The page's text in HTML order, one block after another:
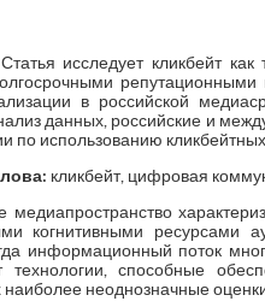
исследует кликбейт
репутационными
в российской
данных, российские и
по использованию
кликбейт, цифровая
медиапространство
когнитивными ресурсами
информационный поток
технологии, способные
неоднозначные